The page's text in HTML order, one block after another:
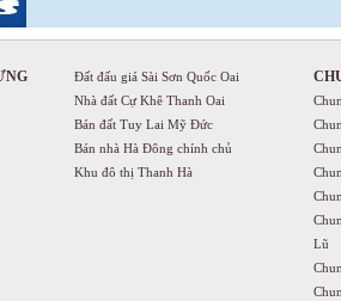
Đất đấu giá Sài Sơn Quốc Oai
Nhà đất Cự Khê Thanh Oai
Bán đất Tuy Lai Mỹ Đức
Bán nhà Hà Đông chính chủ
Khu đô thị Thanh Hà
Lũ